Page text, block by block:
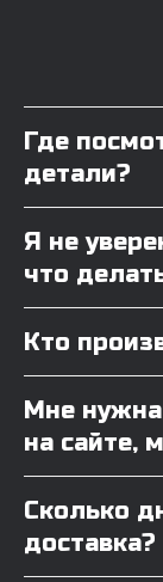
Где
детали?
Я не
что
Кто
Мне нужна
на сайте,
Сколько
доставка?